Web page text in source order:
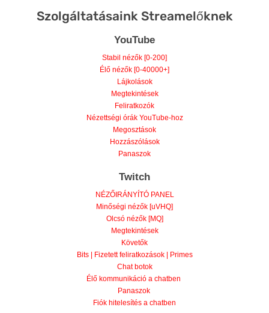
Szolgáltatásaink Streamelőknek
YouTube
Stabil nézők [0-200]
Élő nézők [0-40000+]
Lájkolások
Megtekintések
Feliratkozók
Nézettségi órák YouTube-hoz
Megosztások
Hozzászólások
Panaszok
Twitch
NÉZŐIRÁNYÍTÓ PANEL
Minőségi nézők [uVHQ]
Olcsó nézők [MQ]
Megtekintések
Követők
Bits | Fizetett feliratkozások | Primes
Chat botok
Élő kommunikáció a chatben
Panaszok
Fiók hitelesítés a chatben